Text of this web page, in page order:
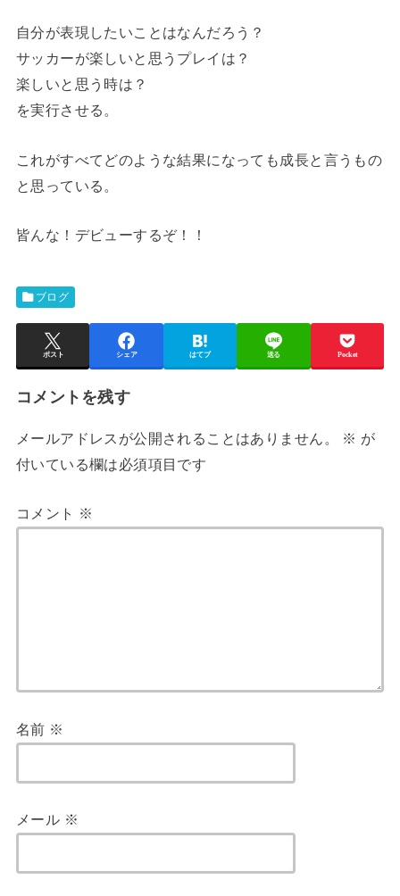
自分が表現したいことはなんだろう？
サッカーが楽しいと思うプレイは？
楽しいと思う時は？
を実行させる。
これがすべてどのような結果になっても成長と言うもの
と思っている。
皆んな！デビューするぞ！！
ブログ
ポスト シェア はてブ 送る Pocket
コメントを残す
メールアドレスが公開されることはありません。 ※ が
付いている欄は必須項目です
コメント ※
名前 ※
メール ※